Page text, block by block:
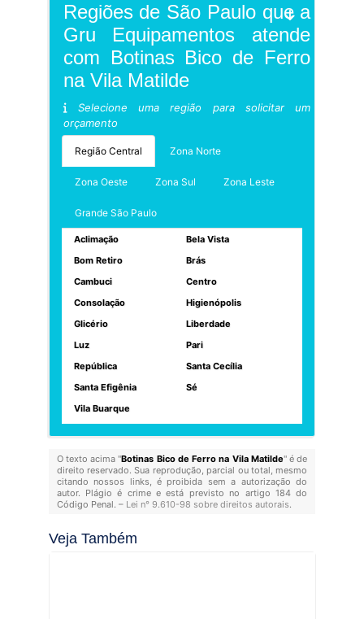
Regiões de São Paulo que a
Gru Equipamentos atende
com Botinas Bico de Ferro
na Vila Matilde
Selecione uma região para solicitar um
orçamento
Região Central Zona Norte
Zona Oeste Zona Sul Zona Leste
Grande São Paulo
Aclimação
Bela Vista
Bom Retiro
Brás
Cambuci
Centro
Consolação
Higienópolis
Glicério
Liberdade
Luz
Pari
República
Santa Cecília
Santa Efigênia
Sé
Vila Buarque
O texto acima "Botinas Bico de Ferro na Vila Matilde" é de
direito reservado. Sua reprodução, parcial ou total, mesmo
citando nossos links, é proibida sem a autorização do
autor. Plágio é crime e está previsto no artigo 184 do
Código Penal. – Lei n° 9.610-98 sobre direitos autorais.
Veja Também